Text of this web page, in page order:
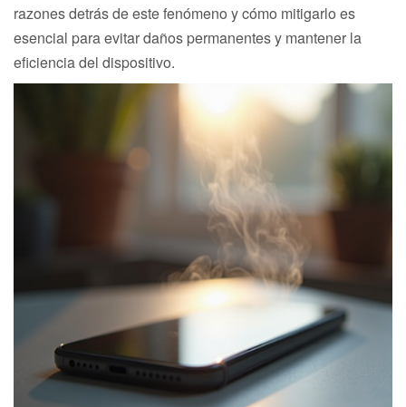
razones detrás de este fenómeno y cómo mitigarlo es
esencial para evitar daños permanentes y mantener la
eficiencia del dispositivo.